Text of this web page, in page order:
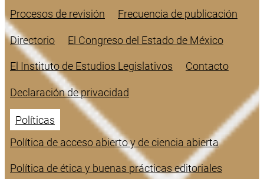
Procesos de revisión Frecuencia de publicación
Directorio El Congreso del Estado de México
El Instituto de Estudios Legislativos Contacto
Declaración de privacidad
Políticas
Política de acceso abierto y de ciencia abierta
Política de ética y buenas prácticas editoriales